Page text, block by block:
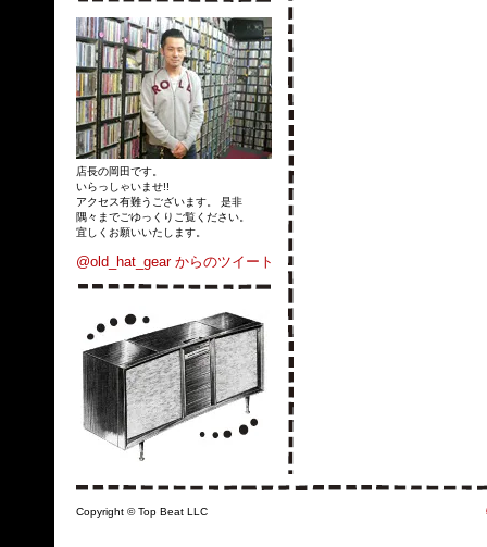
店長の岡田です。
いらっしゃいませ!!
アクセス有難うございます。 是非
隅々までごゆっくりご覧ください。
宜しくお願いいたします。
@old_hat_gear からのツイート
Copyright © Top Beat LLC